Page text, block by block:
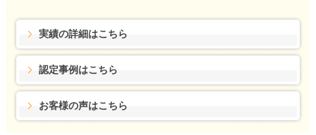
実績の詳細はこちら
認定事例はこちら
お客様の声はこちら